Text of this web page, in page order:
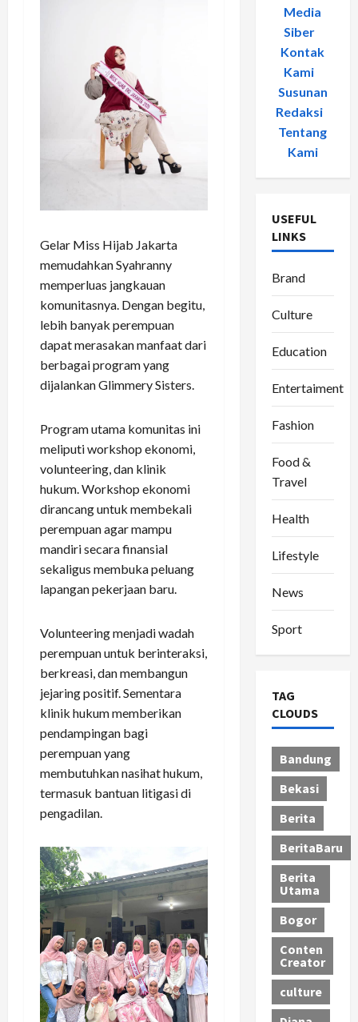
Gelar Miss Hijab Jakarta
memudahkan Syahranny
memperluas jangkauan
komunitasnya. Dengan begitu,
lebih banyak perempuan
dapat merasakan manfaat dari
berbagai program yang
dijalankan Glimmery Sisters.
Program utama komunitas ini
meliputi workshop ekonomi,
volunteering, dan klinik
hukum. Workshop ekonomi
dirancang untuk membekali
perempuan agar mampu
mandiri secara finansial
sekaligus membuka peluang
lapangan pekerjaan baru.
Volunteering menjadi wadah
perempuan untuk berinteraksi,
berkreasi, dan membangun
jejaring positif. Sementara
klinik hukum memberikan
pendampingan bagi
perempuan yang
membutuhkan nasihat hukum,
termasuk bantuan litigasi di
pengadilan.
Media
Siber-
Kontak
Kami
Susunan
Redaksi-
Tentang
Kami
USEFUL
LINKS
Brand
Culture
Education
Entertaiment
Fashion
Food &
Travel
Health
Lifestyle
News
Sport
TAG
CLOUDS
Bandung
Bekasi
Berita
BeritaBaru
Berita
Utama
Bogor
Conten
Creator
culture